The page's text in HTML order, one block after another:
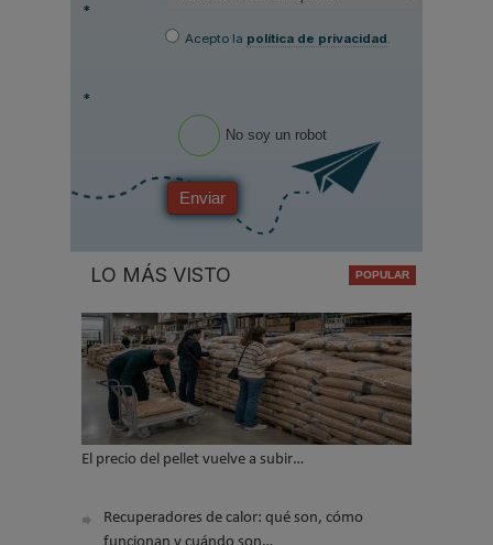
*
Acepto la política de privacidad.
*
No soy un robot
Enviar
LO MÁS VISTO
El precio del pellet vuelve a subir…
Recuperadores de calor: qué son, cómo